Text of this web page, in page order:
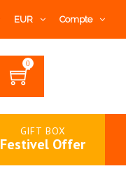
EUR Compte
0
GIFT BOX
Festivel Offer